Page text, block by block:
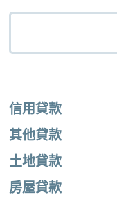
信用貸款
其他貸款
土地貸款
房屋貸款